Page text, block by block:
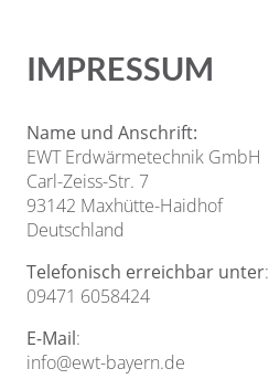
IMPRESSUM
Name und Anschrift:
EWT Erdwärmetechnik GmbH
Carl-Zeiss-Str. 7
93142 Maxhütte-Haidhof
Deutschland
Telefonisch erreichbar unter:
09471 6058424
E-Mail:
info@ewt-bayern.de